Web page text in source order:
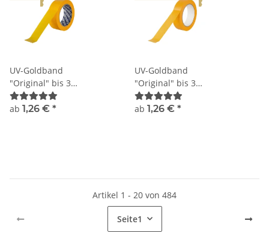
UV-Goldband
"Original" bis 3
Monate Sorte K055
ab 1,26 € *
UV-Goldband
"Original" bis 3
Monate, neutraler
Kern Sorte K055N
ab 1,26 € *
Artikel 1 - 20 von 484
Seite1